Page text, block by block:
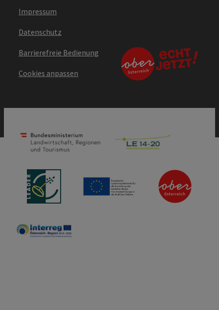
Impressum
Datenschutz
Barrierefreie Bedienung
Cookies anpassen